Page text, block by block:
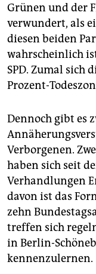
Grünen und der
verwundert, als
diesen beiden
wahrscheinlich
SPD. Zumal sich
Prozent-
Dennoch gibt es
Verborgenen.
haben sich seit
Verhandlungen
davon ist das
zehn
treffen sich
in Berlin-
kennenzulernen.